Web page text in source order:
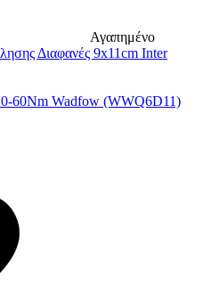
Αγαπημένο
Διαφανές 9x11cm Inter